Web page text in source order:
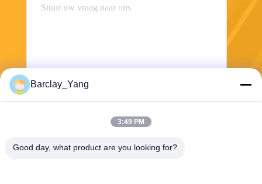
Barclay_Yang
3:49 PM
Good day, what product are you looking for?